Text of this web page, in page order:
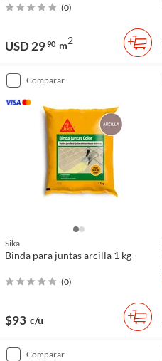
(0)
USD 2990 m2
comparar
Sika
Binda para juntas arcilla 1 kg
(0)
$93 c/u
comparar